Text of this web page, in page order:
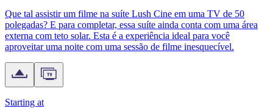
Que tal assistir um filme na suíte Lush Cine em uma TV de 50
polegadas? E para completar, essa suíte ainda conta com uma área
externa com teto solar. Esta é a experiência ideal para você
aproveitar uma noite com uma sessão de filme inesquecível.
Starting at